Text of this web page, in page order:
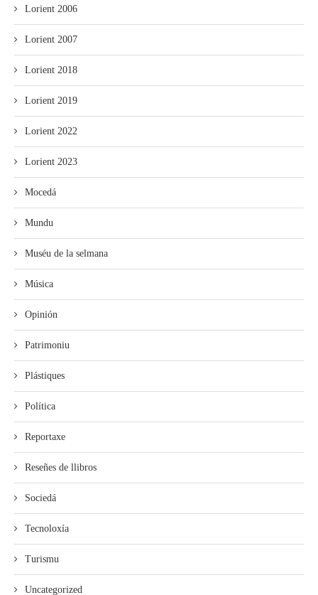
Lorient 2006
Lorient 2007
Lorient 2018
Lorient 2019
Lorient 2022
Lorient 2023
Mocedá
Mundu
Muséu de la selmana
Música
Opinión
Patrimoniu
Plástiques
Política
Reportaxe
Reseñes de llibros
Sociedá
Tecnoloxía
Turismu
Uncategorized